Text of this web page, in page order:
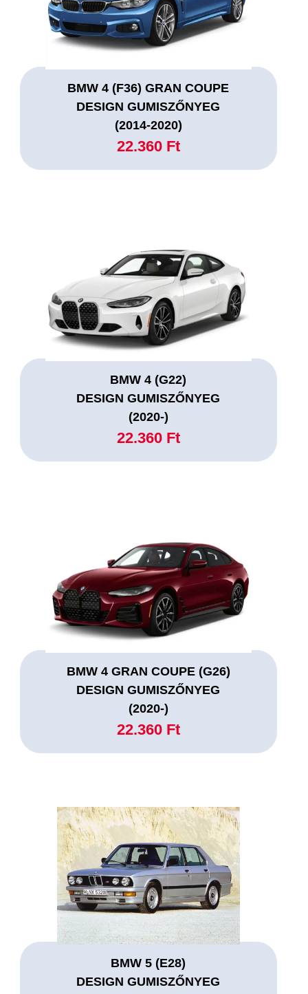
BMW 4 (F36) GRAN COUPE
DESIGN GUMISZŐNYEG
(2014-2020)
22.360 Ft
BMW 4 (G22)
DESIGN GUMISZŐNYEG
(2020-)
22.360 Ft
BMW 4 GRAN COUPE (G26)
DESIGN GUMISZŐNYEG
(2020-)
22.360 Ft
BMW 5 (E28)
DESIGN GUMISZŐNYEG